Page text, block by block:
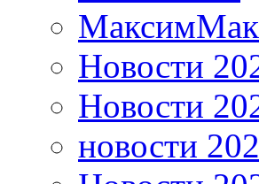
Новости
Новости
новости